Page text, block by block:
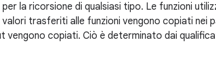
la ricorsione di qualsiasi tipo. Le funzioni
trasferiti alle funzioni vengono copiati nei
vengono copiati. Ciò è determinato dai